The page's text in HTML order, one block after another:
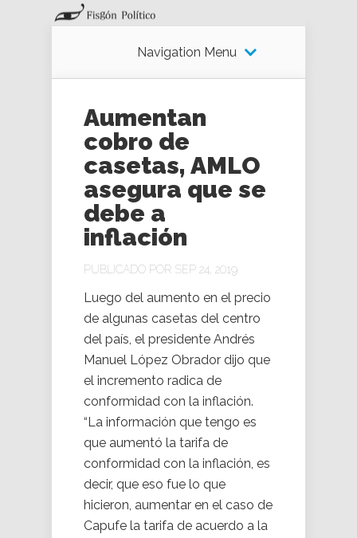
Navigation Menu
Aumentan
cobro de
casetas, AMLO
asegura que se
debe a
inflación
PUBLICADO POR SEP 24, 2019
Luego del aumento en el precio
de algunas casetas del centro
del país, el presidente Andrés
Manuel López Obrador dijo que
el incremento radica de
conformidad con la inflación.
“La información que tengo es
que aumentó la tarifa de
conformidad con la inflación, es
decir, que eso fue lo que
hicieron, aumentar en el caso de
Capufe la tarifa de acuerdo a la